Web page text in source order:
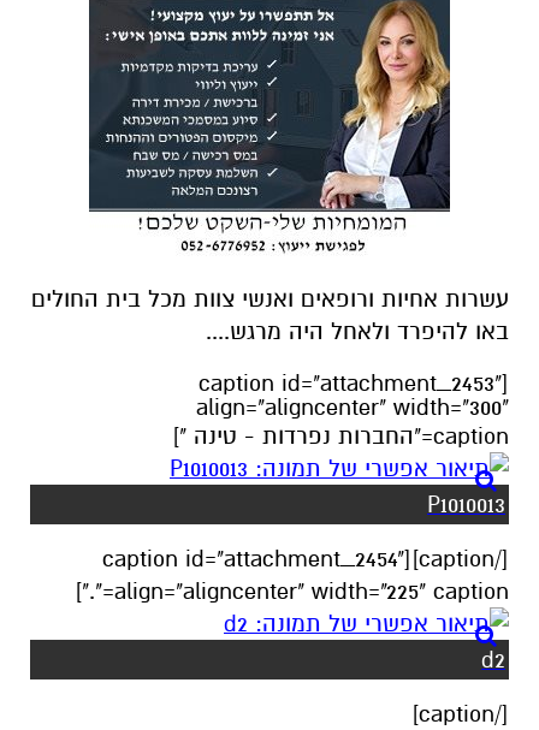
עשרות אחיות ורופאים ואנשי צוות מכל בית החולים
באו להיפרד ולאחל היה מרגש....
[caption id="attachment_2453"
align="aligncenter" width="300"
caption="החברות נפרדות - טינה "]
P1010013
[/caption][caption id="attachment_2454"
align="aligncenter" width="225" caption="."]
d2
[/caption]